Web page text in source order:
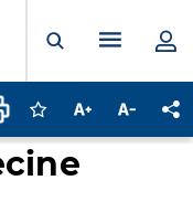
Ouvrir laMenu
Connectez-vous
Augmenter la